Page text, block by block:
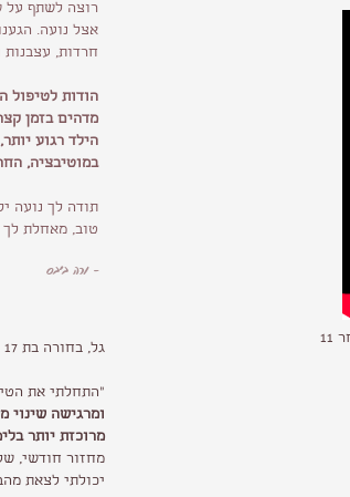
- ורה ביבס
גל, בחורה בת 17 וחצי מתארת:
"התחלתי את הטיפול בגיל 16, כבר במשך
ומרגישה שינוי
מרוכזת יותר
מחזור חודשי,
יכולתי לצאת
"בעקבות הטיפול ההומאופתי בני הפסיק לקחת קונצרטה לאחר 11
רוצה לשתף על
אצל נועה.
חרדות, עצבנות
הודות לטיפול
מדהים בזמן
הילד רגוע
במוטיבציה,
תודה לך נועה
טוב, מאחלת